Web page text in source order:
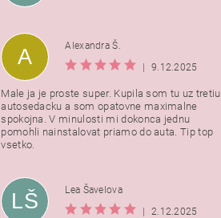
A
Alexandra Š.
9.12.2025
Male ja je proste super. Kupila som tu uz tretiu
autosedacku a som opatovne maximalne
spokojna. V minulosti mi dokonca jednu
pomohli nainstalovat priamo do auta. Tip top
vsetko.
LŠ
Lea Šavelova
2.12.2025